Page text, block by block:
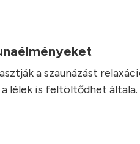
a szaunázást
lélek is feltöltődhet általa.